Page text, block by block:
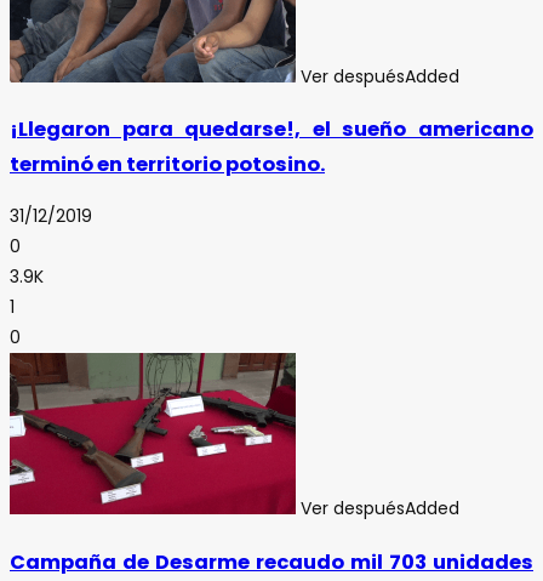
Ver despuésAdded
¡Llegaron para quedarse!, el sueño americano
terminó en territorio potosino.
31/12/2019
0
3.9K
1
0
Ver despuésAdded
Campaña de Desarme recaudo mil 703 unidades